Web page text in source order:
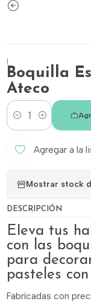
|
Boquilla
Ateco
Cantidad
Agregar a la
Mostrar stock
DESCRIPCIÓN
Eleva tus
con las
para
pasteles
Fabricadas con